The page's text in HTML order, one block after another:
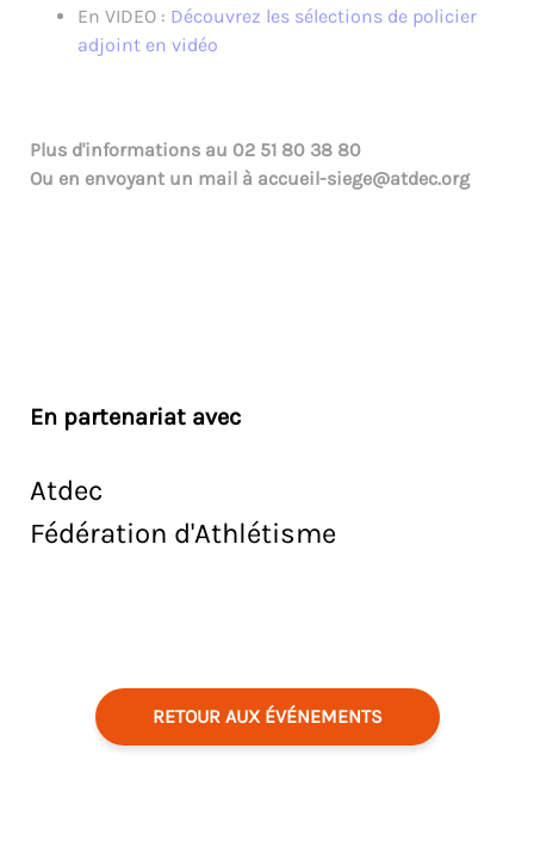
En VIDEO : Découvrez les sélections de policier
adjoint en vidéo
Plus d'informations au 02 51 80 38 80
Ou en envoyant un mail à accueil-siege@atdec.org
En partenariat avec
Atdec
Fédération d'Athlétisme
RETOUR AUX ÉVÉNEMENTS